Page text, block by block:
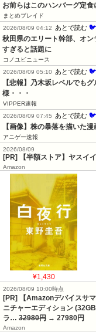
お前らはこのハンバーグ定食
まとめブレイド
2026/08/09 04:12
あとで読む
秋田県のエリート幹部、オ
すぎると話題に
コノユビニュース
2026/08/09 05:10
あとで読む
【悲報】乃木坂レベルでも
様・・・
VIPPER速報
2026/08/09 07:45
あとで読む
【画像】株の暴落を描いた
アニゲー速報
2026/08/09
[PR] 【半額ストア】ヤスイ
Amazon
¥1,430
2026/08/09 10:00時点
[PR] 【Amazonデバイスサ
ニチャーエディション
ラ… 32980円 → 27980円
Amazon